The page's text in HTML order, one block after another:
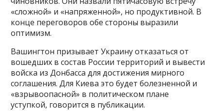
«сложной» и «напряженной», но продуктивной. В
конце переговоров обе стороны выразили
оптимизм.
Вашингтон призывает Украину отказаться от
вошедших в состав России территорий и вывести
войска из Донбасса для достижения мирного
соглашения. Для Киева это будет болезненной и
«взрывоопасной» в политическом плане
уступкой, говорится в публикации.